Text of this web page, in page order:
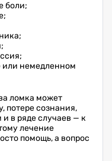
боли;
или немедленном
ломка может
потере сознания,
в ряде случаев — к
лечение
помощь, а вопрос